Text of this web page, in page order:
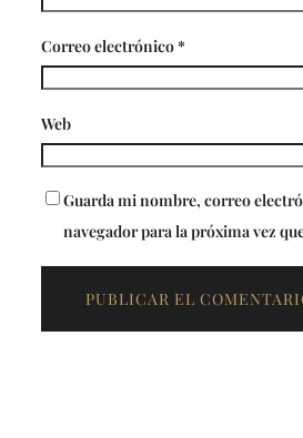
Correo electrónico*
Web
Guarda mi nombre, correo
navegador para la próxima vez